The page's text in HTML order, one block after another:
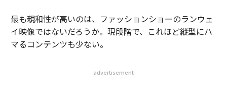
最も親和性が高いのは、ファッションショーのランウェ
イ映像ではないだろうか。現段階で、これほど縦型にハ
マるコンテンツも少ない。
advertisement